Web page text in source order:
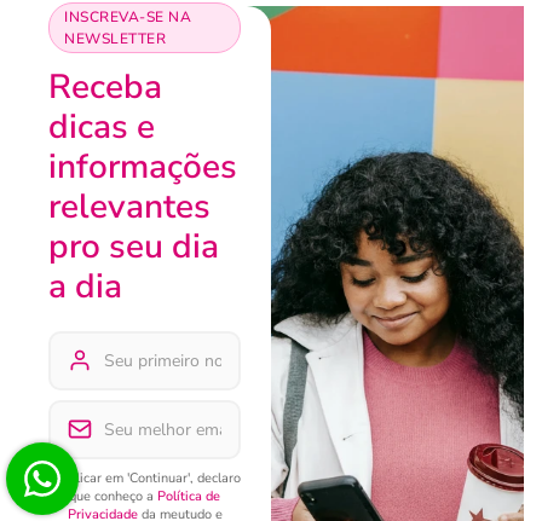
INSCREVA-SE NA
NEWSLETTER
Receba
dicas e
informações
relevantes
pro seu dia
a dia
Ao clicar em 'Continuar', declaro
que conheço a Política de
Privacidadeda meutudo e